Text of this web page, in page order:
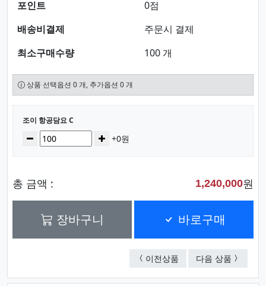
포인트
0점
배송비결제
주문시 결제
최소구매수량
100 개
상품 선택옵션 0 개, 추가옵션 0 개
선택된 옵션
조이 항공담요 C
수량감소 증가+0원
총 금액 : 1,240,000원
장바구니 바로구매
이전상품 조이 항공담요 D
다음 상품 조이 항